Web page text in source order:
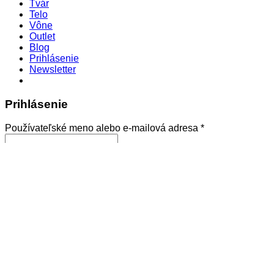
Tvár
Telo
Vône
Outlet
Blog
Prihlásenie
Newsletter
Prihlásenie
Používateľské meno alebo e-mailová adresa *Povinné